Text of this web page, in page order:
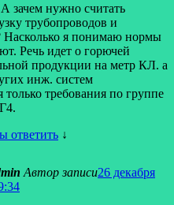
зачем нужно считать
трубопроводов и
Насколько я понимаю нормы
Речь идет о горючей
продукции на метр КЛ. а
инж. систем
только требования по группе
ответить ↓
Автор записи26 декабря